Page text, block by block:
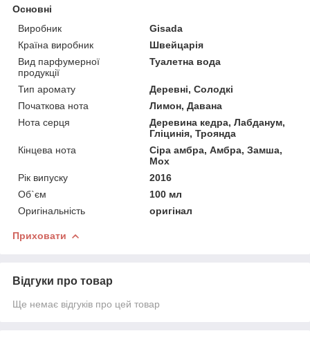
Основні
Виробник
Gisada
Країна виробник
Швейцарія
Вид парфумерної
продукції
Туалетна вода
Тип аромату
Деревні, Солодкі
Початкова нота
Лимон, Давана
Нота серця
Деревина кедра, Лабданум,
Гліцинія, Троянда
Кінцева нота
Сіра амбра, Амбра, Замша,
Мох
Рік випуску
2016
Об`єм
100 мл
Оригінальність
оригінал
Приховати
Відгуки про товар
Ще немає відгуків про цей товар